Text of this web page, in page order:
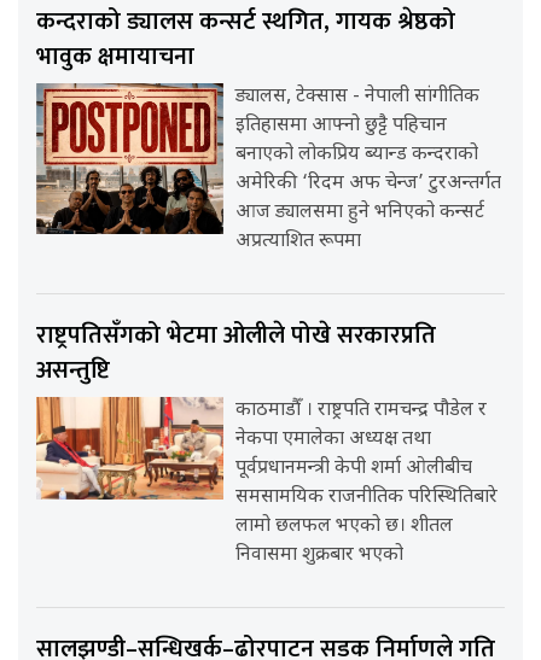
कन्दराको ड्यालस कन्सर्ट स्थगित, गायक श्रेष्ठको
भावुक क्षमायाचना
ड्यालस, टेक्सास - नेपाली सांगीतिक
इतिहासमा आफ्नो छुट्टै पहिचान
बनाएको लोकप्रिय ब्यान्ड कन्दराको
अमेरिकी ‘रिदम अफ चेन्ज’ टुरअन्तर्गत
आज ड्यालसमा हुने भनिएको कन्सर्ट
अप्रत्याशित रूपमा
राष्ट्रपतिसँगको भेटमा ओलीले पोखे सरकारप्रति
असन्तुष्टि
काठमाडौँ । राष्ट्रपति रामचन्द्र पौडेल र
नेकपा एमालेका अध्यक्ष तथा
पूर्वप्रधानमन्त्री केपी शर्मा ओलीबीच
समसामयिक राजनीतिक परिस्थितिबारे
लामो छलफल भएको छ। शीतल
निवासमा शुक्रबार भएको
सालझण्डी–सन्धिखर्क–ढोरपाटन सडक निर्माणले गति